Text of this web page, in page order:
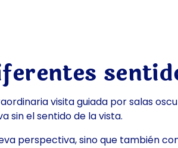
visita guiada por salas
sin el sentido de la vista.
perspectiva, sino que también